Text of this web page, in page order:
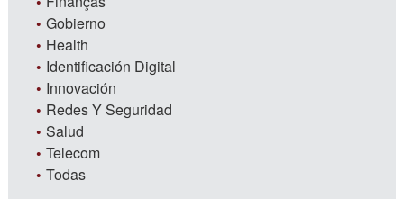
Gobierno
Health
Identificación Digital
Innovación
Redes Y Seguridad
Salud
Telecom
Todas